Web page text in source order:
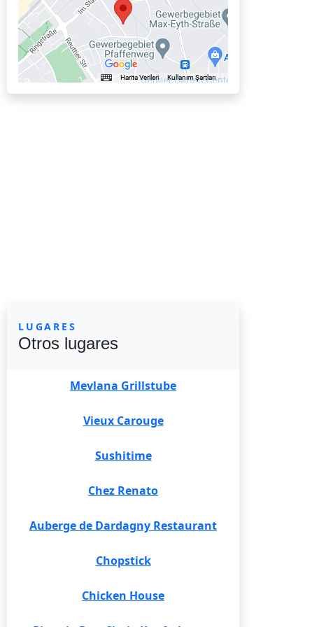
LUGARES
Otros lugares
Mevlana Grillstube
Vieux Carouge
Sushitime
Chez Renato
Auberge de Dardagny Restaurant
Chopstick
Chicken House